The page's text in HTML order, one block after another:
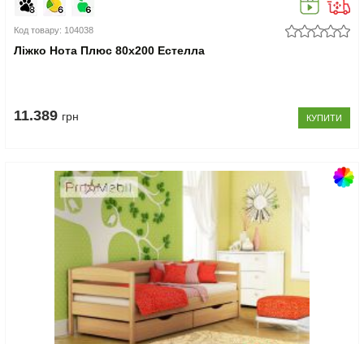
Код товару: 104038
Ліжко Нота Плюс 80x200 Естелла
11.389 грн КУПИТИ